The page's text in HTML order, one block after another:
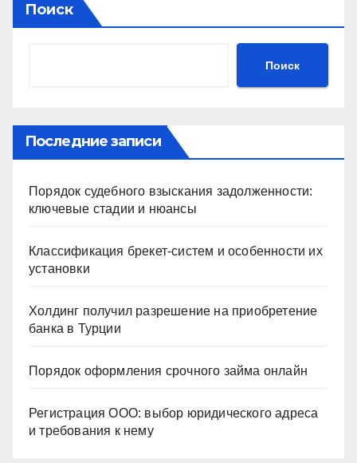
Поиск
Поиск
Последние записи
Порядок судебного взыскания задолженности:
ключевые стадии и нюансы
Классификация брекет-систем и особенности их
установки
Холдинг получил разрешение на приобретение
банка в Турции
Порядок оформления срочного займа онлайн
Регистрация ООО: выбор юридического адреса
и требования к нему